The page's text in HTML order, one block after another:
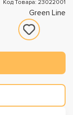
Код Товара: 23022001
Green Line